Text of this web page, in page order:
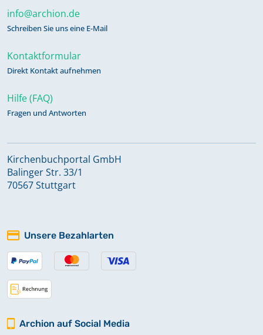
info@archion.de
Schreiben Sie uns eine E-Mail
Kontaktformular
Direkt Kontakt aufnehmen
Hilfe (FAQ)
Fragen und Antworten
Kirchenbuchportal GmbH
Balinger Str. 33/1
70567 Stuttgart
Unsere Bezahlarten
Archion auf Social Media